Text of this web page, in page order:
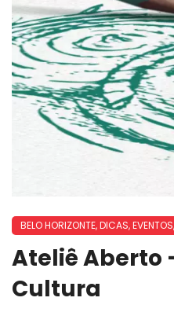
BELO HORIZONTE,DICAS,EVENTOS,
Ateliê Aberto
Cultura